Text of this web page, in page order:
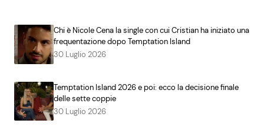
Chi è Nicole Cena la single con cui Cristian ha iniziato una
frequentazione dopo Temptation Island
30 Luglio 2026
Temptation Island 2026 e poi: ecco la decisione finale
delle sette coppie
30 Luglio 2026